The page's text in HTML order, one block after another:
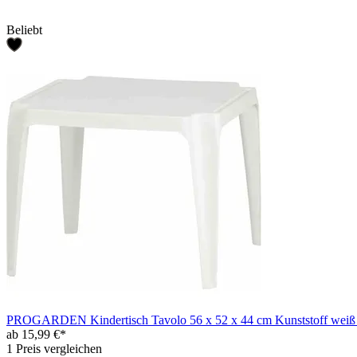
Beliebt
PROGARDEN Kindertisch Tavolo 56 x 52 x 44 cm Kunststoff
ab 15,99 €*
1 Preis vergleichen